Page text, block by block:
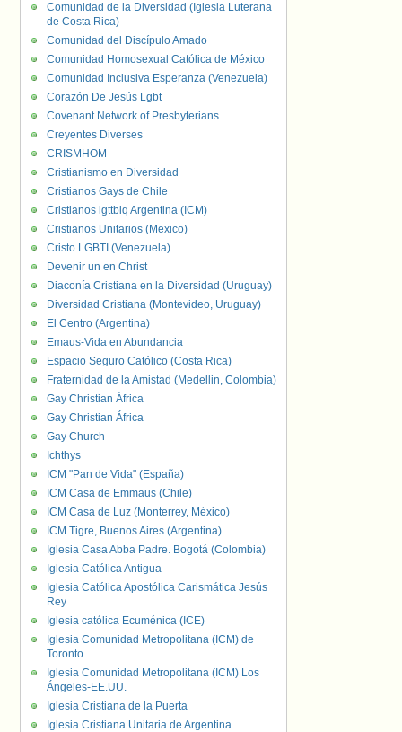
Comunidad de la Diversidad (Iglesia Luterana
de Costa Rica)
Comunidad del Discípulo Amado
Comunidad Homosexual Católica de México
Comunidad Inclusiva Esperanza (Venezuela)
Corazón De Jesús Lgbt
Covenant Network of Presbyterians
Creyentes Diverses
CRISMHOM
Cristianismo en Diversidad
Cristianos Gays de Chile
Cristianos lgttbiq Argentina (ICM)
Cristianos Unitarios (Mexico)
Cristo LGBTI (Venezuela)
Devenir un en Christ
Diaconía Cristiana en la Diversidad (Uruguay)
Diversidad Cristiana (Montevideo, Uruguay)
El Centro (Argentina)
Emaus-Vida en Abundancia
Espacio Seguro Católico (Costa Rica)
Fraternidad de la Amistad (Medellin, Colombia)
Gay Christian África
Gay Christian África
Gay Church
Ichthys
ICM "Pan de Vida" (España)
ICM Casa de Emmaus (Chile)
ICM Casa de Luz (Monterrey, México)
ICM Tigre, Buenos Aires (Argentina)
Iglesia Casa Abba Padre. Bogotá (Colombia)
Iglesia Católica Antigua
Iglesia Católica Apostólica Carismática Jesús
Rey
Iglesia católica Ecuménica (ICE)
Iglesia Comunidad Metropolitana (ICM) de
Toronto
Iglesia Comunidad Metropolitana (ICM) Los
Ángeles-EE.UU.
Iglesia Cristiana de la Puerta
Iglesia Cristiana Unitaria de Argentina